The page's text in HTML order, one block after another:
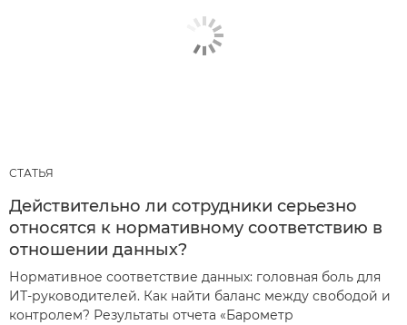
СТАТЬЯ
Действительно ли сотрудники серьезно
относятся к нормативному соответствию в
отношении данных?
Нормативное соответствие данных: головная боль для
ИТ-руководителей. Как найти баланс между свободой и
контролем? Результаты отчета «Барометр